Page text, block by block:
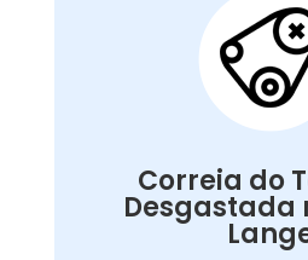
Correia do
Desgastada
Correia do
conecta o motor ao
máquina
tensão ou quebrar,
que não gira, ruídos
Substituir a correia